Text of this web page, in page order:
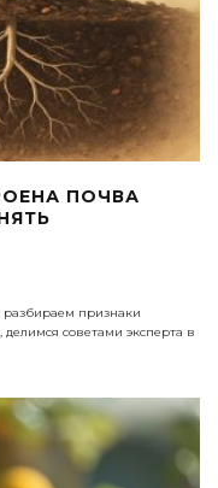
ПОЧВА
разбираем признаки
советами эксперта в